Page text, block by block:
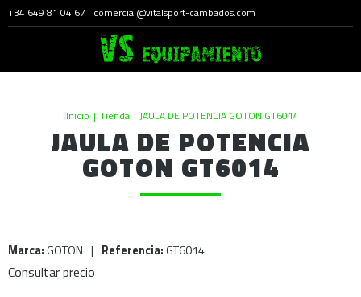
+34 649 81 04 67 comercial@vitalsport-cambados.com
Inicio | Tienda | JAULA DE POTENCIA GOTON GT6014
JAULA DE POTENCIA
GOTON GT6014
Marca:GOTON | Referencia:GT6014
Consultar precio